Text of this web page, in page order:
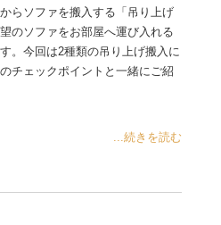
らソファを搬入する「吊り上げ
のソファをお部屋へ運び入れる
。今回は2種類の吊り上げ搬入に
チェックポイントと一緒にご紹
...続きを読む